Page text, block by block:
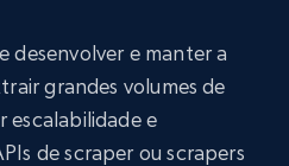
desenvolver e manter a
grandes volumes de
escalabilidade e
de scraper ou scrapers